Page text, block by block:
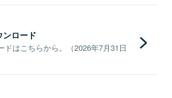
ロード
ドはこちらから。（2026年7月31日